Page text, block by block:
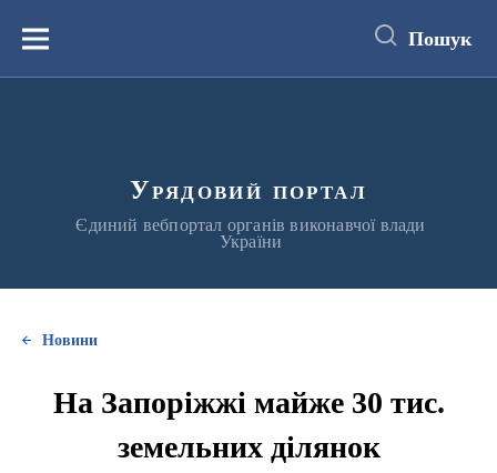
вмістуМеню Пошук
Урядовий портал
Єдиний вебпортал органів виконавчої влади
України
Новини
На Запоріжжі майже 30 тис.
земельних ділянок